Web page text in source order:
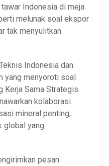
Indonesia di meja
melunak soal ekspor
tak menyulitkan
Indonesia dan
yang menyoroti soal
Kerja Sama Strategis
kolaborasi
mineral penting,
global yang
pesan